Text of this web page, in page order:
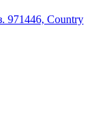
971446, Country